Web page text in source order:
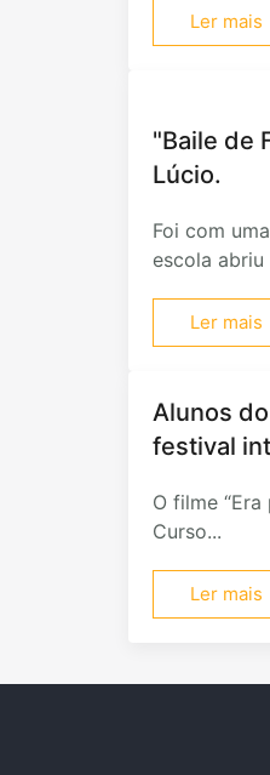
Ler mais
"Baile de
Lúcio.
Foi com
escola abriu
Ler mais
Alunos
festival
O filme
Curso...
Ler mais